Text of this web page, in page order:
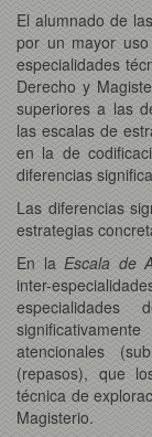
El alumnado de
por un mayor
especialidades
Derecho y
superiores a las
las escalas de
en la de
diferencias
Las diferencias
estrategias
En la Escala de
inter-
atencionales
(repasos), que
técnica de
Magisterio.